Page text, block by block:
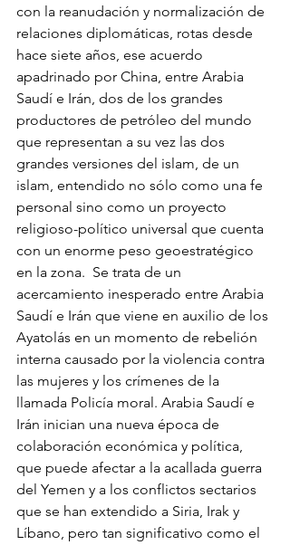
con la reanudación y normalización de
relaciones diplomáticas, rotas desde
hace siete años, ese acuerdo
apadrinado por China, entre Arabia
Saudí e Irán, dos de los grandes
productores de petróleo del mundo
que representan a su vez las dos
grandes versiones del islam, de un
islam, entendido no sólo como una fe
personal sino como un proyecto
religioso-político universal que cuenta
con un enorme peso geoestratégico
en la zona.  Se trata de un
acercamiento inesperado entre Arabia
Saudí e Irán que viene en auxilio de los
Ayatolás en un momento de rebelión
interna causado por la violencia contra
las mujeres y los crímenes de la
llamada Policía moral. Arabia Saudí e
Irán inician una nueva época de
colaboración económica y política,
que puede afectar a la acallada guerra
del Yemen y a los conflictos sectarios
que se han extendido a Siria, Irak y
Líbano, pero tan significativo como el